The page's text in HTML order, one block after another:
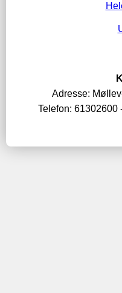
Adresse:
Telefon: 61302600